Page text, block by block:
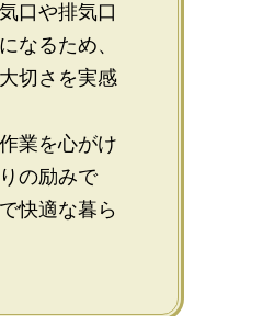
口や排気口
なるため、
切さを実感
業を心がけ
の励みで
快適な暮ら